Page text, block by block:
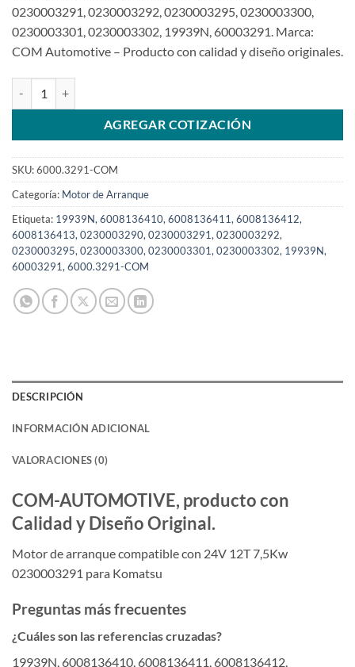
0230003291, 0230003292, 0230003295, 0230003300,
0230003301, 0230003302, 19939N, 60003291. Marca:
COM Automotive – Producto con calidad y diseño originales.
AGREGAR COTIZACIÓN
SKU:6000.3291-COM
Categoría: Motor de Arranque
Etiqueta: 19939N, 6008136410, 6008136411, 6008136412,
6008136413, 0230003290, 0230003291, 0230003292,
0230003295, 0230003300, 0230003301, 0230003302, 19939N,
60003291, 6000.3291-COM
DESCRIPCIÓN
INFORMACIÓN ADICIONAL
VALORACIONES (0)
COM-AUTOMOTIVE, producto con
Calidad y Diseño Original.
Motor de arranque compatible con 24V 12T 7,5Kw
0230003291 para Komatsu
Preguntas más frecuentes
¿Cuáles son las referencias cruzadas?
19939N, 6008136410, 6008136411, 6008136412,